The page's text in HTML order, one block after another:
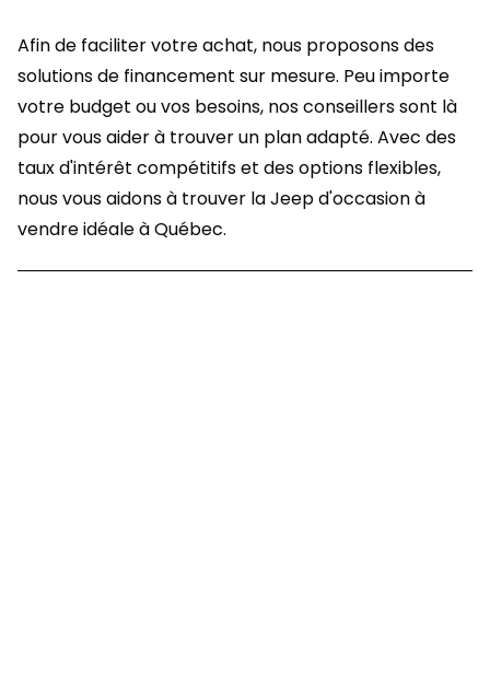
Afin de faciliter votre achat, nous proposons des
solutions de financement sur mesure. Peu importe
votre budget ou vos besoins, nos conseillers sont là
pour vous aider à trouver un plan adapté. Avec des
taux d'intérêt compétitifs et des options flexibles,
nous vous aidons à trouver la Jeep d'occasion à
vendre idéale à Québec.